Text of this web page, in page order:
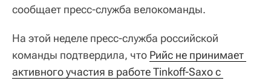
сообщает пресс-служба велокоманды.
На этой неделе пресс-служба российской
команды подтвердила, что Рийс не принимает
активного участия в работе Tinkoff-Saxo с